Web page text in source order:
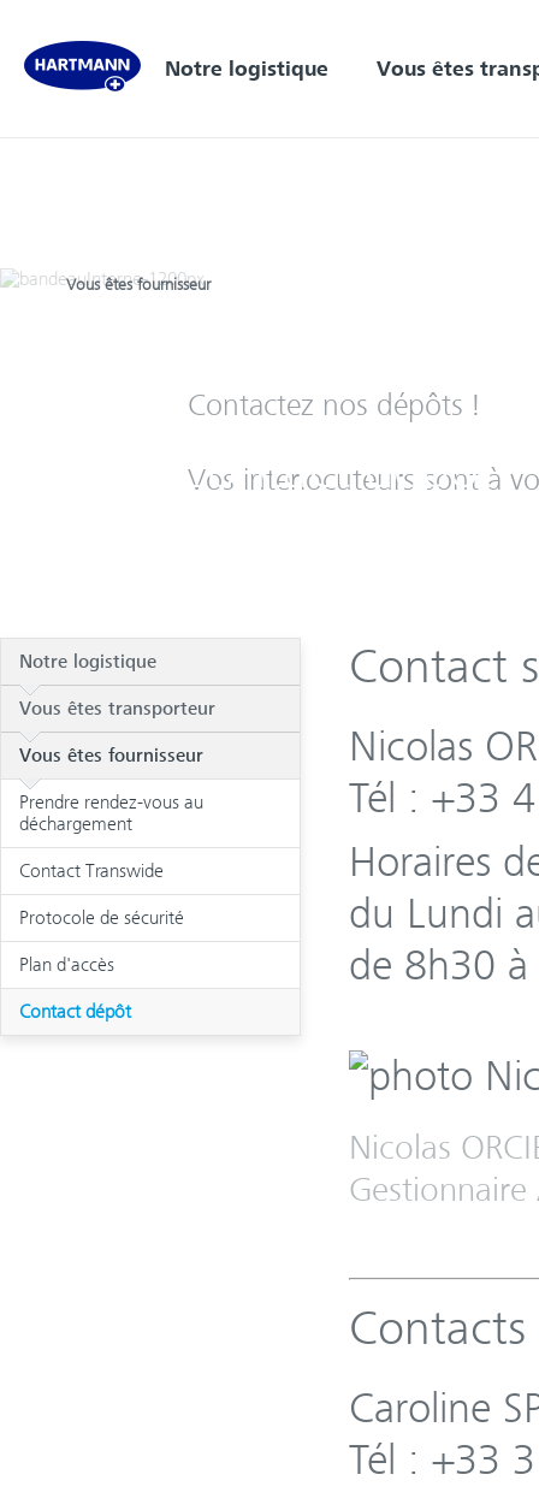
Notre logistique Vous êtes
Vous êtes fournisseur
Contact dépôt
Contactez nos dépôts !
Vos interlocuteurs sont à
Notre logistique
Vous êtes transporteur
Vous êtes fournisseur
Prendre rendez-vous au
déchargement
Contact Transwide
Protocole de sécurité
Plan d'accès
Contact dépôt
Contact
Nicolas
Tél : +33
Horaires
du Lundi
de 8h30
Nicolas
Gestionnaire
Caroline
Tél : +33